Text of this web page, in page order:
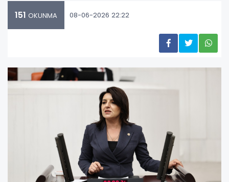
151 OKUNMA 08-06-2026 22:22